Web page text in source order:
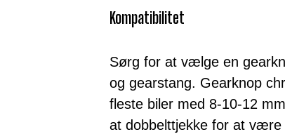
Kompatibilitet
Sørg for at vælge en
og gearstang. Gearknop
fleste biler med 8-10-12
at dobbelttjekke for at være